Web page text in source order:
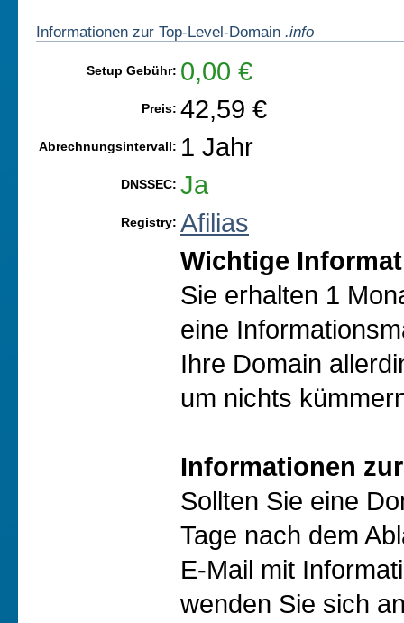
Informationen zur Top-Level-Domain .info
Setup Gebühr: 0,00 €
Preis: 42,59 €
Abrechnungsintervall: 1 Jahr
DNSSEC: Ja
Registry: Afilias
Wichtige
Sie erhalten 1
eine
Ihre Domain
um nichts
Informationen
Sollten Sie eine
Tage nach dem
E-Mail mit
wenden Sie sich